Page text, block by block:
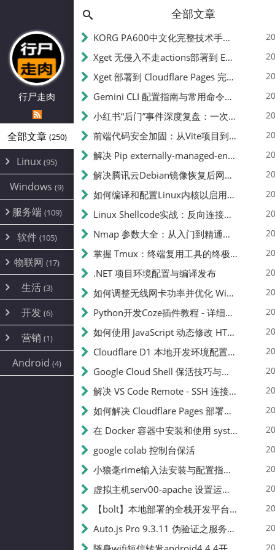
行尸走肉
全部文章 (250)
Linux (95)
Alpine
CentOS(17)
Debian(24)
ProxmoxVE
Ubuntu(7)
Windows (9)
服务端 (109)
环境配置
DD重装(3)
加速优化(34)
面板(12)
容器
游戏 (7)
饥荒(7)
云服务商(4)
WEB源码(6)
建站(5)
软件 (105)
安全(12)
办公(4)
图片 (2)
文件
系统 (35)
AI(10)
物联网 (17)
路由器
随身wifi(1)
mobile(14)
刷机
magisk
生活 (3)
线报
sim卡(1)
开发 (6)
编译
JavaScript(2)
python(2)
营销 (1)
公关(1)
SEO(1)
Android (4)
全部文章
KORG PA600中文化完整技术手册 - 从逆向到实现的全流程指南
Xget 无侵入不走actions部署到 EdgeOne Pages 指南
Xget 部署到 Cloudflare Pages 完整指南 - 无需修改源码的构建配置
Gemini CLI 配置指南与常用命令中文翻译 | API Key、MCP、代理设置
小红书“后门”事件深度复盘：一次沉默危机下的品牌、技术与流程三重考验
前端代码安全加固：从Vite项目到纯静态页面的深度混淆技术备忘
解决 Pip externally-managed-environment 错误：临时与永久绕过方案
解决腾讯云Debian镜像恢复后网络不通问题
如何编译和配置Linux内核以启用BBR2 | 内核编译教程
Linux Shellcode实战：反向连接、持久化、免杀技术详解（MSF,Cobalt Strike）- 从原理到C加载器实现
Nmap 参数大全：从入门到精通，掌握网络扫描的核心技巧
掌握 Tmux：终端复用工具的终极指南
.NET 项目环境配置与编译发布
如何调整无线网卡功率并优化 Wifite 的功率设置
Python开发Coze插件教程 - 详细步骤与注意事项
如何使用 JavaScript 动态修改 HTML 中的权限文本 | 前端开发教程
Cloudflare D1 本地开发环境配置指南 | CF Pages Local Development Guide
Google Cloud Shell 保活技巧与配额时间查看方法
解决 VS Code Remote - SSH 连接失败问题：从权限问题到成功启动
如何解决 Cloudflare Pages 部署中的 API Token 权限问题
在 Docker 容器中安装和使用 systemctl 的完整指南
google colab 控制台保活
小狼毫rime输入法安装与配置指南：从基础到高级自定义
虚拟主机serv00-apache 设置运行目录
【bolt】本地部署的全栈开发平台，支持本地及众多API，本地一键生成应用，部署教程
Auto.js Pro 9.3.11 伪验证之服务器接口 Nginx 版
📝
250
篇文章
✍️
231k
总字数
👥